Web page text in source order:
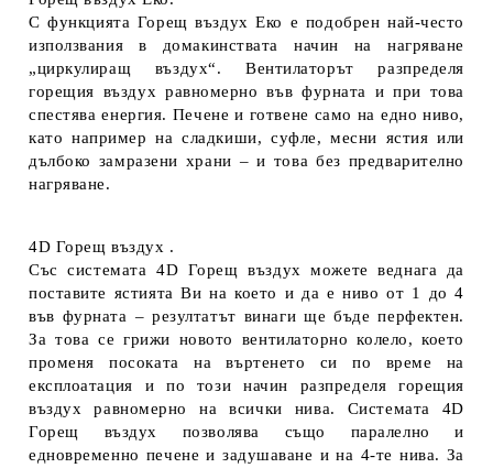
С функцията Горещ въздух Еко е подобрен най-често
използвания в домакинствата начин на нагряване
„циркулиращ въздух“. Вентилаторът разпределя
горещия въздух равномерно във фурната и при това
спестява енергия. Печене и готвене само на едно ниво,
като например на сладкиши, суфле, месни ястия или
дълбоко замразени храни – и това без предварително
нагряване.
4D Горещ въздух .
Със системата 4D Горещ въздух можете веднага да
поставите ястията Ви на което и да е ниво от 1 до 4
във фурната – резултатът винаги ще бъде перфектен.
За това се грижи новото вентилаторно колело, което
променя посоката на въртенето си по време на
експлоатация и по този начин разпределя горещия
въздух равномерно на всички нива. Системата 4D
Горещ въздух позволява също паралелно и
едновременно печене и задушаване и на 4-те нива. За